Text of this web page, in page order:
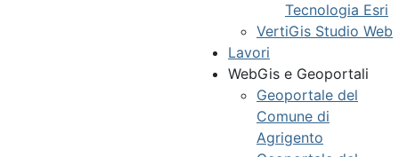
Tecnologia Esri
VertiGis Studio Web
Lavori
WebGis e Geoportali
Geoportale del
Comune di
Agrigento